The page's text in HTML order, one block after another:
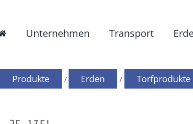
Unternehmen Transport
Produkte Erden Torfprodukte